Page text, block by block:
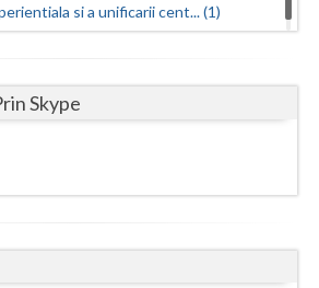
si a unificarii cent... (1)
Skype